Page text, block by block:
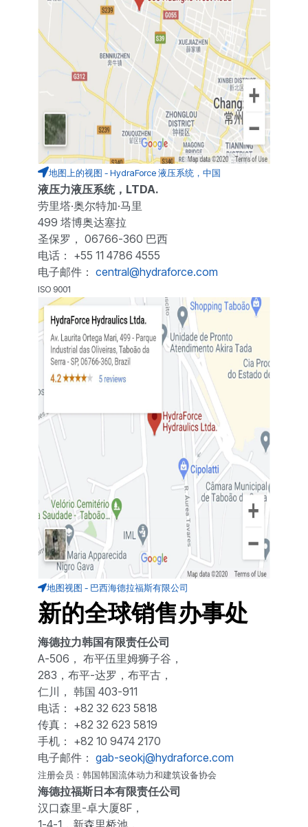
地图上的视图 - HydraForce 液压系统，中国
液压力液压系统，LTDA.
劳里塔·奥尔特加·马里
499 塔博奥达塞拉
圣保罗， 06766-360 巴西
电话： +55 11 4786 4555
电子邮件： central@hydraforce.com
ISO 9001
地图视图 - 巴西海德拉福斯有限公司
新的全球销售办事处
海德拉力韩国有限责任公司
A-506， 布平伍里姆狮子谷，
283，布平-达罗，布平古，
仁川， 韩国 403-911
电话： +82 32 623 5818
传真： +82 32 623 5819
手机： +82 10 9474 2170
电子邮件： gab-seokj@hydraforce.com
注册会员：韩国韩国流体动力和建筑设备协会
海德拉福斯日本有限责任公司
汉口森里-卓大厦8F，
1-4-1，新森里桥池，